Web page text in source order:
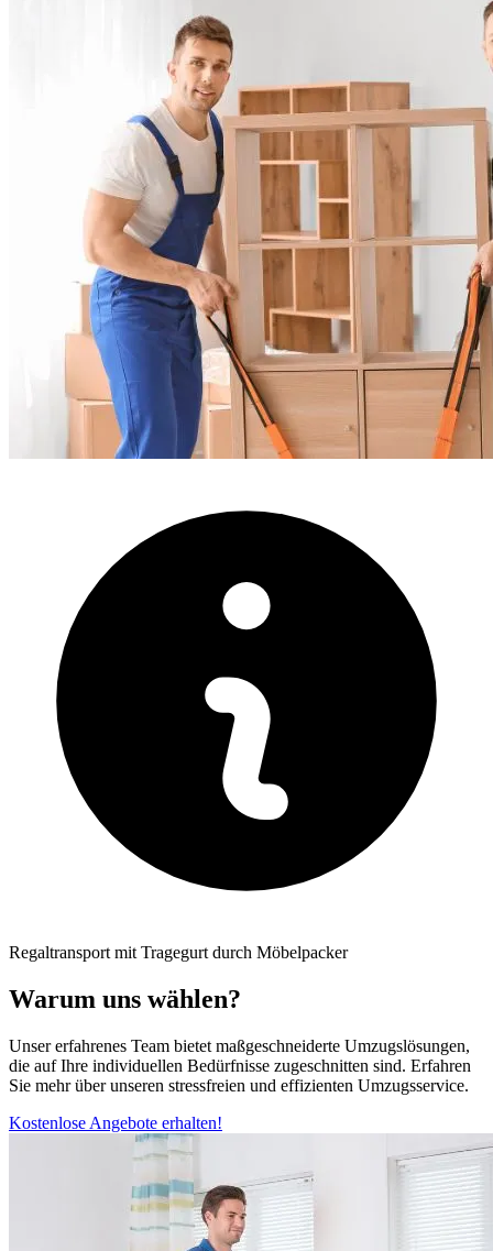
Regaltransport mit Tragegurt durch Möbelpacker
Warum uns wählen?
Unser erfahrenes Team bietet maßgeschneiderte Umzugslösungen,
die auf Ihre individuellen Bedürfnisse zugeschnitten sind. Erfahren
Sie mehr über unseren stressfreien und effizienten Umzugsservice.
Kostenlose Angebote erhalten!